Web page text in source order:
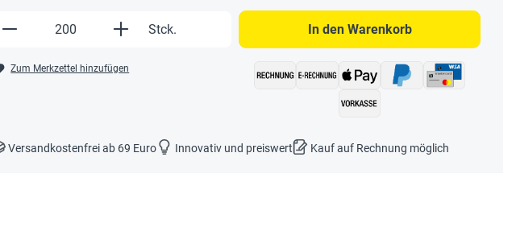
Produkt Anzahl: Gib den gewünschten Wert ein oder
Stck.
Zum Merkzettel hinzufügen
In den Warenkorb
Versandkostenfrei ab 69 Euro Innovativ und preiswert Kauf auf Rechnung möglich